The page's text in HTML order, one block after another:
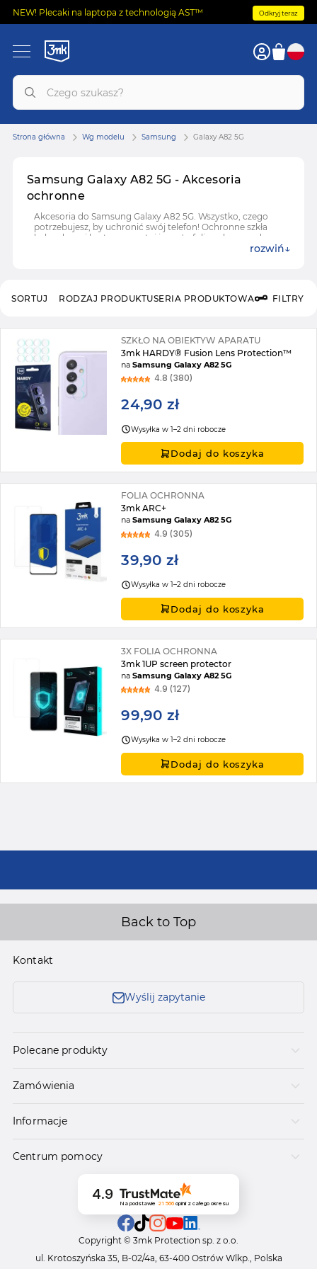
NEW! Plecaki na laptopa z technologią AST™ Odkryj teraz
Samsung Galaxy A82 5G - Akcesoria
ochronne
Akcesoria do Samsung Galaxy A82 5G. Wszystko, czego
potrzebujesz, by uchronić swój telefon! Ochronne szkła
hybrydowe i hartowane, etui i case'y, folie ochronne do
rozwiń
Strona główna Wg modelu Samsung Galaxy A82 5G
RODZAJ PRODUKTUSERIA PRODUKTOWA FILTRY
SORTUJ
SZKŁO NA OBIEKTYW APARATU
3mk HARDY® Fusion Lens Protection™
naSamsung Galaxy A82 5G
4.8 (380)
24,90 zł
Wysyłka w 1–2 dni robocze
Dodaj do koszyka
FOLIA OCHRONNA
3mk ARC+
naSamsung Galaxy A82 5G
4.9 (305)
39,90 zł
Wysyłka w 1–2 dni robocze
Dodaj do koszyka
3X FOLIA OCHRONNA
3mk 1UP screen protector
naSamsung Galaxy A82 5G
4.9 (127)
99,90 zł
Wysyłka w 1–2 dni robocze
Dodaj do koszyka
Back to Top
Kontakt
Wyślij zapytanie
Polecane produkty
Zamówienia
Informacje
Centrum pomocy
4.9
Na podstawie 21 566opinii z całego okresu
Copyright © 3mk Protection sp. z o.o.
ul. Krotoszyńska 35, B-02/4a, 63-400 Ostrów Wlkp., Polska